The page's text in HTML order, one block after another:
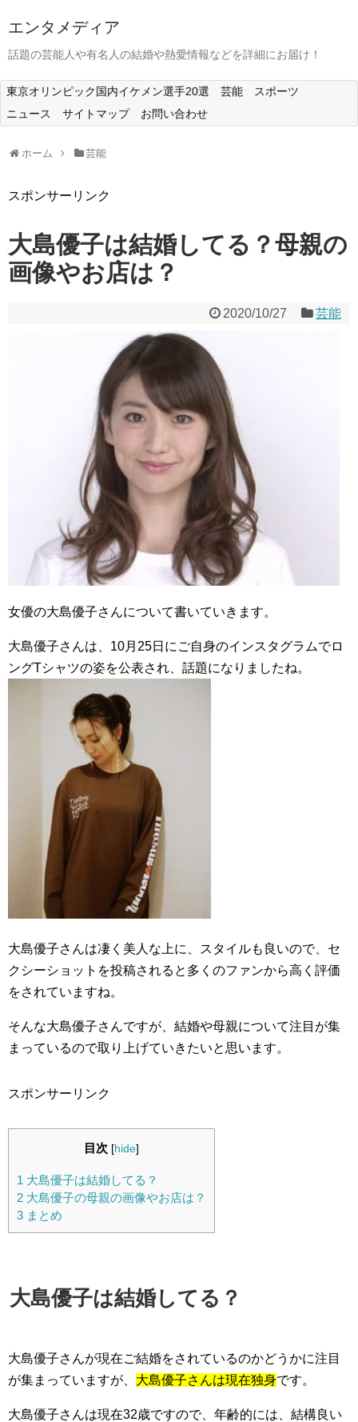
エンタメディア
話題の芸能人や有名人の結婚や熱愛情報などを詳細にお届け！
東京オリンピック国内イケメン選手20選 芸能
スポーツ
ニュース
サイトマップ お問い合わせ
ホーム 芸能
スポンサーリンク
大島優子は結婚してる？母親の
画像やお店は？
2020/10/27 芸能
女優の大島優子さんについて書いていきます。
大島優子さんは、10月25日にご自身のインスタグラムでロ
ングTシャツの姿を公表され、話題になりましたね。
大島優子さんは凄く美人な上に、スタイルも良いので、セ
クシーショットを投稿されると多くのファンから高く評価
をされていますね。
そんな大島優子さんですが、結婚や母親について注目が集
まっているので取り上げていきたいと思います。
スポンサーリンク
目次 [hide]
1 大島優子は結婚してる？
2 大島優子の母親の画像やお店は？
3 まとめ
大島優子は結婚してる？
大島優子さんが現在ご結婚をされているのかどうかに注目
が集まっていますが、 大島優子さんは現在独身です。
大島優子さんは現在32歳ですので、年齢的には、結構良い